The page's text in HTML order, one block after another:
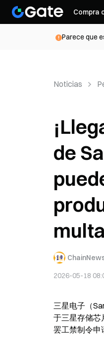
Compra
Parece que
Noticias
de
2026-05-18
三星电子（
于三星存储芯
罢工禁制令申